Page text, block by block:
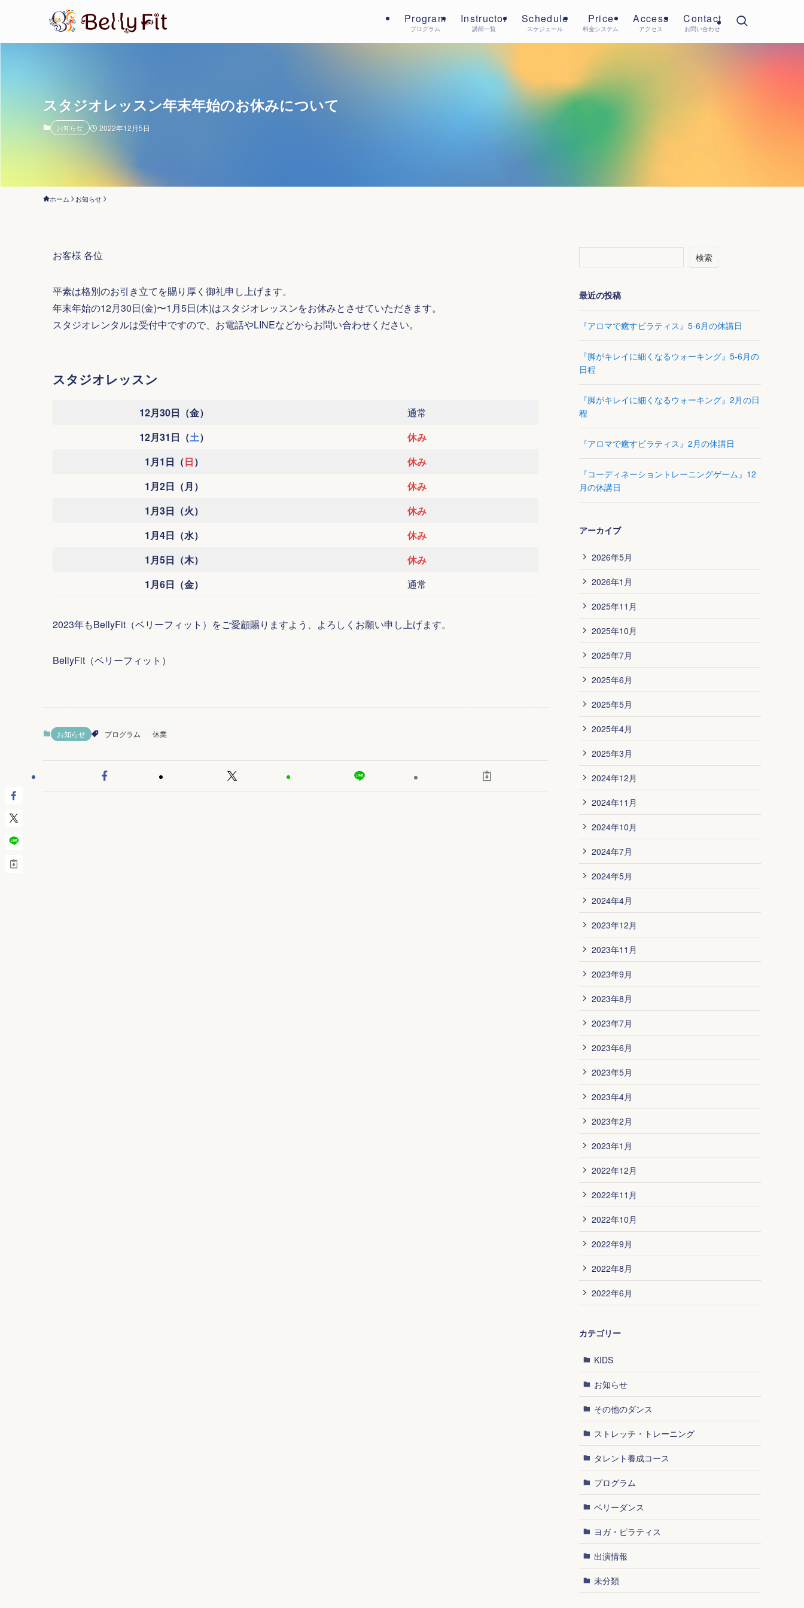
Program
プログラム
Instructor
講師一覧
Schedule
スケジュール
Price
料金システム
Access
アクセス
Contact
お問い合わせ
スタジオレッスン年末年始のお休みについて
お知らせ 2022年12月5日
ホーム お知らせ
お客様 各位
平素は格別のお引き立てを賜り厚く御礼申し上げます。
年末年始の12月30日(金)〜1月5日(木)はスタジオレッスンをお休みとさせていただきます。
スタジオレンタルは受付中ですので、お電話やLINEなどからお問い合わせください。
スタジオレッスン
12月30日（金）
通常
12月31日（土）
休み
1月1日（日）
休み
1月2日（月）
休み
1月3日（火）
休み
1月4日（水）
休み
1月5日（木）
休み
1月6日（金）
通常
2023年もBellyFit（ベリーフィット）をご愛顧賜りますよう、よろしくお願い申し上げます。
BellyFit（ベリーフィット）
お知らせ プログラム 休業
検索
最近の投稿
『アロマで癒すピラティス』5-6月の休講日
『脚がキレイに細くなるウォーキング』5-6月の
日程
『脚がキレイに細くなるウォーキング』2月の日
程
『アロマで癒すピラティス』2月の休講日
『コーディネーショントレーニングゲーム』12
月の休講日
アーカイブ
2026年5月
2026年1月
2025年11月
2025年10月
2025年7月
2025年6月
2025年5月
2025年4月
2025年3月
2024年12月
2024年11月
2024年10月
2024年7月
2024年5月
2024年4月
2023年12月
2023年11月
2023年9月
2023年8月
2023年7月
2023年6月
2023年5月
2023年4月
2023年2月
2023年1月
2022年12月
2022年11月
2022年10月
2022年9月
2022年8月
2022年6月
カテゴリー
KIDS
お知らせ
その他のダンス
ストレッチ・トレーニング
タレント養成コース
プログラム
ベリーダンス
ヨガ・ピラティス
出演情報
未分類